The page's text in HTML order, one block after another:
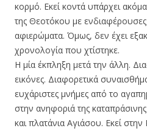
κορμό. Εκεί κοντά υπάρχει
της Θεοτόκου με ενδιαφέρουσες
αφιερώματα. Όμως, δεν έχει
χρονολογία που χτίστηκε.
Η μία έκπληξη μετά την άλλη.
εικόνες. Διαφορετικά
ευχάριστες μνήμες από το
στην ανηφοριά της
και πλατάνια Αγιάσου. Εκεί